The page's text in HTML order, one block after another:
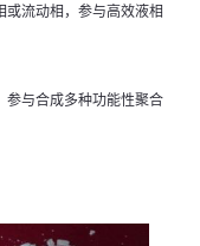
或流动相，参与高效液相
参与合成多种功能性聚合